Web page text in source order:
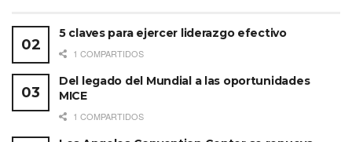
5 claves para ejercer liderazgo efectivo
1 COMPARTIDOS
Del legado del Mundial a las oportunidades
MICE
1 COMPARTIDOS